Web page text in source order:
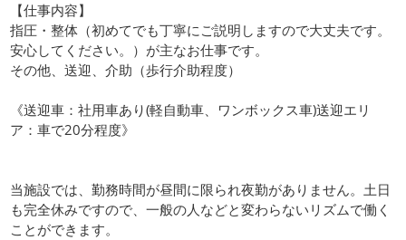
【仕事内容】
指圧・整体（初めてでも丁寧にご説明しますので大丈夫です。
安心してください。）が主なお仕事です。
その他、送迎、介助（歩行介助程度）
《送迎車：社用車あり(軽自動車、ワンボックス車)送迎エリ
ア：車で20分程度》
当施設では、勤務時間が昼間に限られ夜勤がありません。土日
も完全休みですので、一般の人などと変わらないリズムで働く
ことができます。